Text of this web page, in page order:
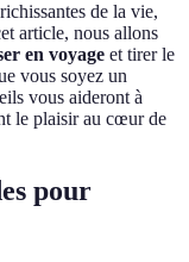
de la vie,
article, nous allons
en voyage et tirer le
vous soyez un
vous aideront à
le plaisir au cœur de
pour